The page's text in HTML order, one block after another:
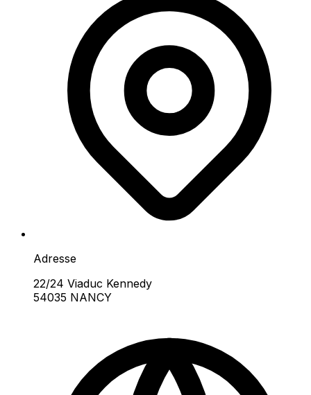
Adresse
22/24 Viaduc Kennedy
54035 NANCY